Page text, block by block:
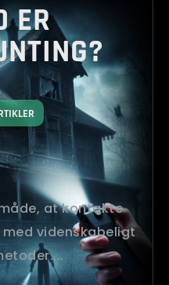
ER
at kontakte
videnskabeligt